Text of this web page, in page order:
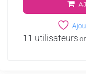
11 utilisateurs